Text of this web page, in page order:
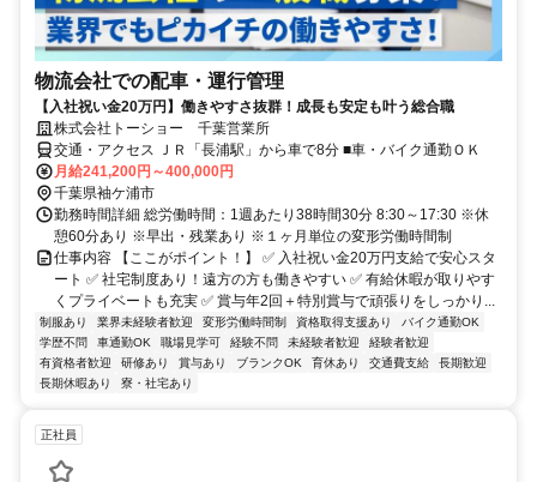
物流会社での配車・運行管理
【入社祝い金20万円】働きやすさ抜群！成長も安定も叶う総合職
株式会社トーショー 千葉営業所
交通・アクセス ＪＲ「長浦駅」から車で8分 ■車・バイク通勤ＯＫ
月給241,200円～400,000円
千葉県袖ケ浦市
勤務時間詳細 総労働時間：1週あたり38時間30分 8:30～17:30 ※休
憩60分あり ※早出・残業あり ※１ヶ月単位の変形労働時間制
仕事内容 【ここがポイント！】 ✅ 入社祝い金20万円支給で安心スタ
ート ✅ 社宅制度あり！遠方の方も働きやすい ✅ 有給休暇が取りやす
くプライベートも充実 ✅ 賞与年2回＋特別賞与で頑張りをしっかり...
制服あり 業界未経験者歓迎 変形労働時間制 資格取得支援あり
バイク通勤OK
学歴不問
車通勤OK 職場見学可 経験不問 未経験者歓迎
経験者歓迎
有資格者歓迎
研修あり 賞与あり ブランクOK 育休あり 交通費支給
長期歓迎
長期休暇あり
寮・社宅あり
正社員